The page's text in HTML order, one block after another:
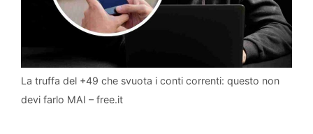
La truffa del +49 che svuota i conti correnti: questo non
devi farlo MAI – free.it